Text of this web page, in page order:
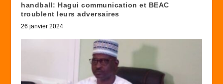
handball: Hagui communication et BEAC
troublent leurs adversaires
26 janvier 2024